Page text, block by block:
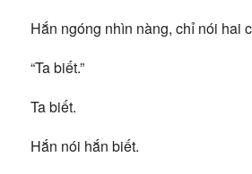
Hắn ngóng nhìn nàng, chỉ nói hai
“Ta biết.”
Ta biết.
Hắn nói hắn biết.